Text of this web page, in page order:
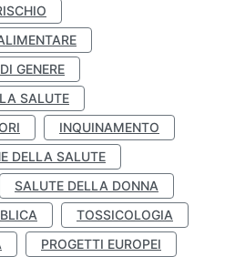
GENERE
SALUTE
INQUINAMENTO
DELLA SALUTE
SALUTE DELLA DONNA
TOSSICOLOGIA
PROGETTI EUROPEI